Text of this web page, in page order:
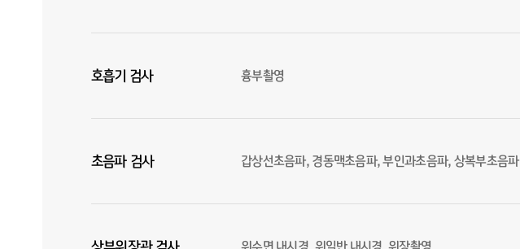
호흡기 검사 흉부촬영
초음파 검사 갑상선초음파, 경동맥초음파, 부인과초음파, 상복부초음파